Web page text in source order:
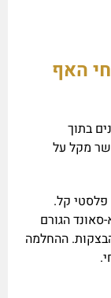
האף
בתוך
מקל על
פלסטי קל.
הגורם
ההחלמה